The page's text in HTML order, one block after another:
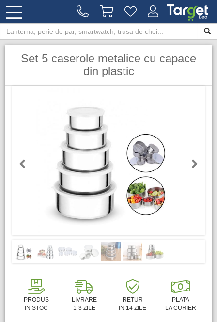
Set 5 caserole metalice cu capace
din plastic
PRODUS
IN STOC
LIVRARE
1-3 ZILE
RETUR
IN 14 ZILE
PLATA
LA CURIER